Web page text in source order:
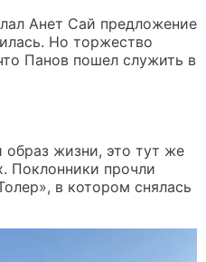
Анет Сай предложение
Но торжество
Панов пошел служить в
образ жизни, это тут же
Поклонники прочли
в котором снялась